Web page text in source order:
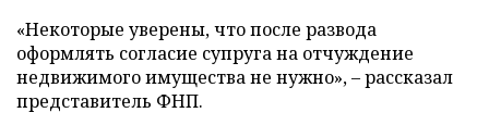
«Некоторые уверены, что после развода
оформлять согласие супруга на отчуждение
недвижимого имущества не нужно», – рассказал
представитель ФНП.